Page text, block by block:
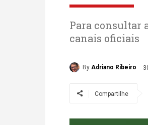
Para consultar
canais oficiais
By Adriano Ribeiro
Compartilhe